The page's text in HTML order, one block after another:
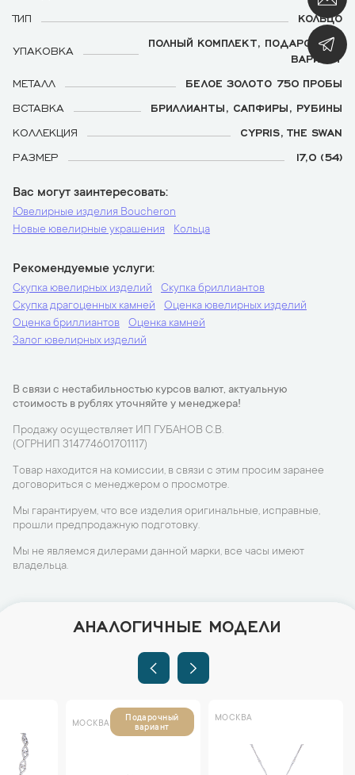
ТИП
КОЛЬЦО
УПАКОВКА
ПОЛНЫЙ КОМПЛЕКТ, ПОДАРОЧНЫЙ
ВАРИАНТ
МЕТАЛЛ
БЕЛОЕ ЗОЛОТО 750 ПРОБЫ
ВСТАВКА
БРИЛЛИАНТЫ, САПФИРЫ, РУБИНЫ
КОЛЛЕКЦИЯ
CYPRIS, THE SWAN
РАЗМЕР
17,0 (54)
Вас могут заинтересовать
Ювелирные изделия Boucheron
Новые ювелирные украшения
Кольца
Рекомендуемые услуги
Скупка ювелирных изделий
Скупка бриллиантов
Скупка драгоценных камней
Оценка ювелирных изделий
Оценка бриллиантов
Оценка камней
Залог ювелирных изделий
В связи с нестабильностью курсов валют, актуальную
стоимость в рублях уточняйте у менеджера!
Продажу осуществляет ИП ГУБАНОВ С.В.
(ОГРНИП 314774601701117)
Товар находится на комиссии, в связи с этим просим заранее
договориться с менеджером о просмотре.
Мы гарантируем, что все изделия оригинальные, исправные,
прошли предпродажную подготовку.
Мы не являемся дилерами данной марки, все часы имеют
владельца.
АНАЛОГИЧНЫЕ МОДЕЛИ
МОСКВА
Подарочный
вариант
МОСКВА